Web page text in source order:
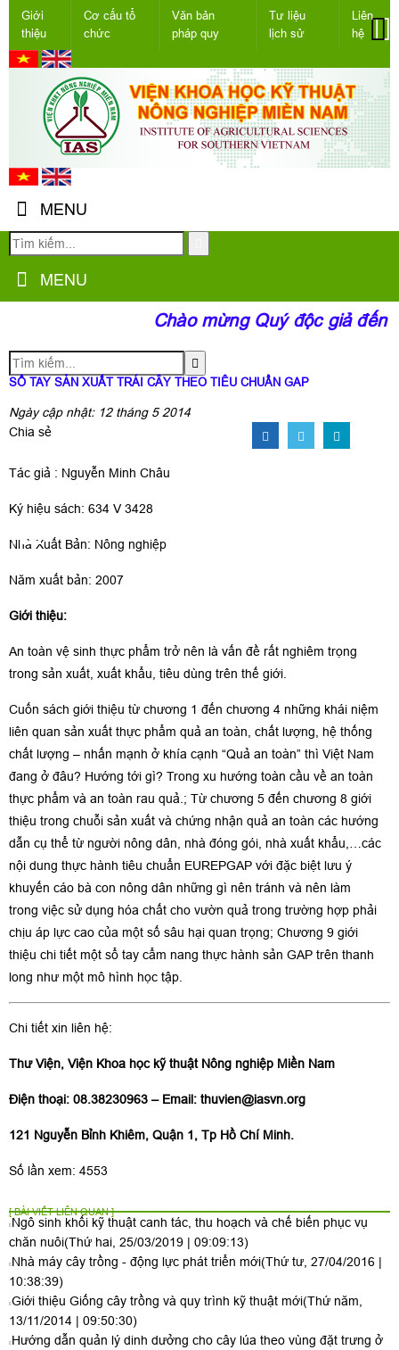
Giới
thiệu
Cơ cấu tổ
chức
Văn bản
pháp quy
Tư liệu
lịch sử
Liên
hệ
MENU
MENU
Chào mừng Quý độc giả đến
SỔ TAY SẢN XUẤT TRÁI CÂY THEO TIÊU CHUẨN GAP
Ngày cập nhật: 12 tháng 5 2014
Chia sẻ
Tác giả : Nguyễn Minh Châu
Ký hiệu sách: 634 V 3428
Nhà Xuất Bản: Nông nghiệp
Năm xuất bản: 2007
Giới thiệu:
An toàn vệ sinh thực phẩm trở nên là vấn đề rất nghiêm trọng
trong sản xuất, xuất khẩu, tiêu dùng trên thế giới.
Cuốn sách giới thiệu từ chương 1 đến chương 4 những khái niệm
liên quan sản xuất thực phẩm quả an toàn, chất lượng, hệ thống
chất lượng – nhấn mạnh ở khía cạnh “Quả an toàn” thì Việt Nam
đang ở đâu? Hướng tới gì? Trong xu hướng toàn cầu về an toàn
thực phẩm và an toàn rau quả.; Từ chương 5 đến chương 8 giới
thiệu trong chuỗi sản xuất và chứng nhận quả an toàn các hướng
dẫn cụ thể từ người nông dân, nhà đóng gói, nhà xuất khẩu,…các
nội dung thực hành tiêu chuẩn EUREPGAP với đặc biệt lưu ý
khuyến cáo bà con nông dân những gì nên tránh và nên làm
trong việc sử dụng hóa chất cho vườn quả trong trường hợp phải
chịu áp lực cao của một số sâu hại quan trọng; Chương 9 giới
thiệu chi tiết một sổ tay cẩm nang thực hành sản GAP trên thanh
long như một mô hình học tập.
Chi tiết xin liên hệ:
Thư Viện, Viện Khoa học kỹ thuật Nông nghiệp Miền Nam
Điện thoại: 08.38230963 – Email: thuvien@iasvn.org
121 Nguyễn Bỉnh Khiêm, Quận 1, Tp Hồ Chí Minh.
Số lần xem: 4553
[ BÀI VIẾT LIÊN QUAN ]
Ngô sinh khối kỹ thuật canh tác, thu hoạch và chế biến phục vụ
chăn nuôi(Thứ hai, 25/03/2019 | 09:09:13)
Nhà máy cây trồng - động lực phát triển mới(Thứ tư, 27/04/2016 |
10:38:39)
Giới thiệu Giống cây trồng và quy trình kỹ thuật mới(Thứ năm,
13/11/2014 | 09:50:30)
Hướng dẫn quản lý dinh dưởng cho cây lúa theo vùng đặt trưng ở